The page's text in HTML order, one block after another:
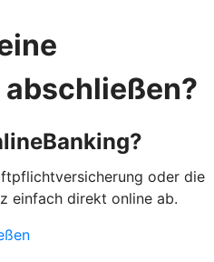
oder die
einfach direkt online ab.​